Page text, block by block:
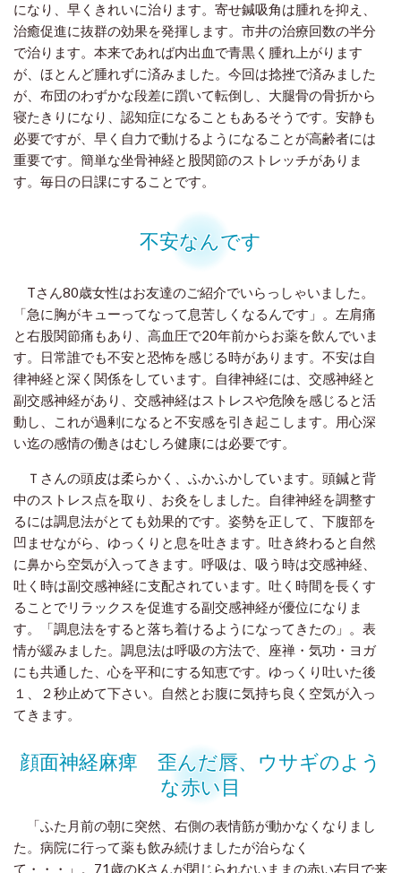
になり、早くきれいに治ります。寄せ鍼吸角は腫れを抑え、
治癒促進に抜群の効果を発揮します。市井の治療回数の半分
で治ります。本来であれば内出血で青黒く腫れ上がります
が、ほとんど腫れずに済みました。今回は捻挫で済みました
が、布団のわずかな段差に躓いて転倒し、大腿骨の骨折から
寝たきりになり、認知症になることもあるそうです。安静も
必要ですが、早く自力で動けるようになることが高齢者には
重要です。簡単な坐骨神経と股関節のストレッチがありま
す。毎日の日課にすることです。
不安なんです
Tさん80歳女性はお友達のご紹介でいらっしゃいました。
「急に胸がキューってなって息苦しくなるんです」。左肩痛
と右股関節痛もあり、高血圧で20年前からお薬を飲んでいま
す。日常誰でも不安と恐怖を感じる時があります。不安は自
律神経と深く関係をしています。自律神経には、交感神経と
副交感神経があり、交感神経はストレスや危険を感じると活
動し、これが過剰になると不安感を引き起こします。用心深
い迄の感情の働きはむしろ健康には必要です。
Ｔさんの頭皮は柔らかく、ふかふかしています。頭鍼と背
中のストレス点を取り、お灸をしました。自律神経を調整す
るには調息法がとても効果的です。姿勢を正して、下腹部を
凹ませながら、ゆっくりと息を吐きます。吐き終わると自然
に鼻から空気が入ってきます。呼吸は、吸う時は交感神経、
吐く時は副交感神経に支配されています。吐く時間を長くす
ることでリラックスを促進する副交感神経が優位になりま
す。「調息法をすると落ち着けるようになってきたの」。表
情が緩みました。調息法は呼吸の方法で、座禅・気功・ヨガ
にも共通した、心を平和にする知恵です。ゆっくり吐いた後
１、２秒止めて下さい。自然とお腹に気持ち良く空気が入っ
てきます。
顔面神経麻痺 歪んだ唇、ウサギのよう
な赤い目
「ふた月前の朝に突然、右側の表情筋が動かなくなりまし
た。病院に行って薬も飲み続けましたが治らなく
て・・・」。71歳のKさんが閉じられないままの赤い右目で来